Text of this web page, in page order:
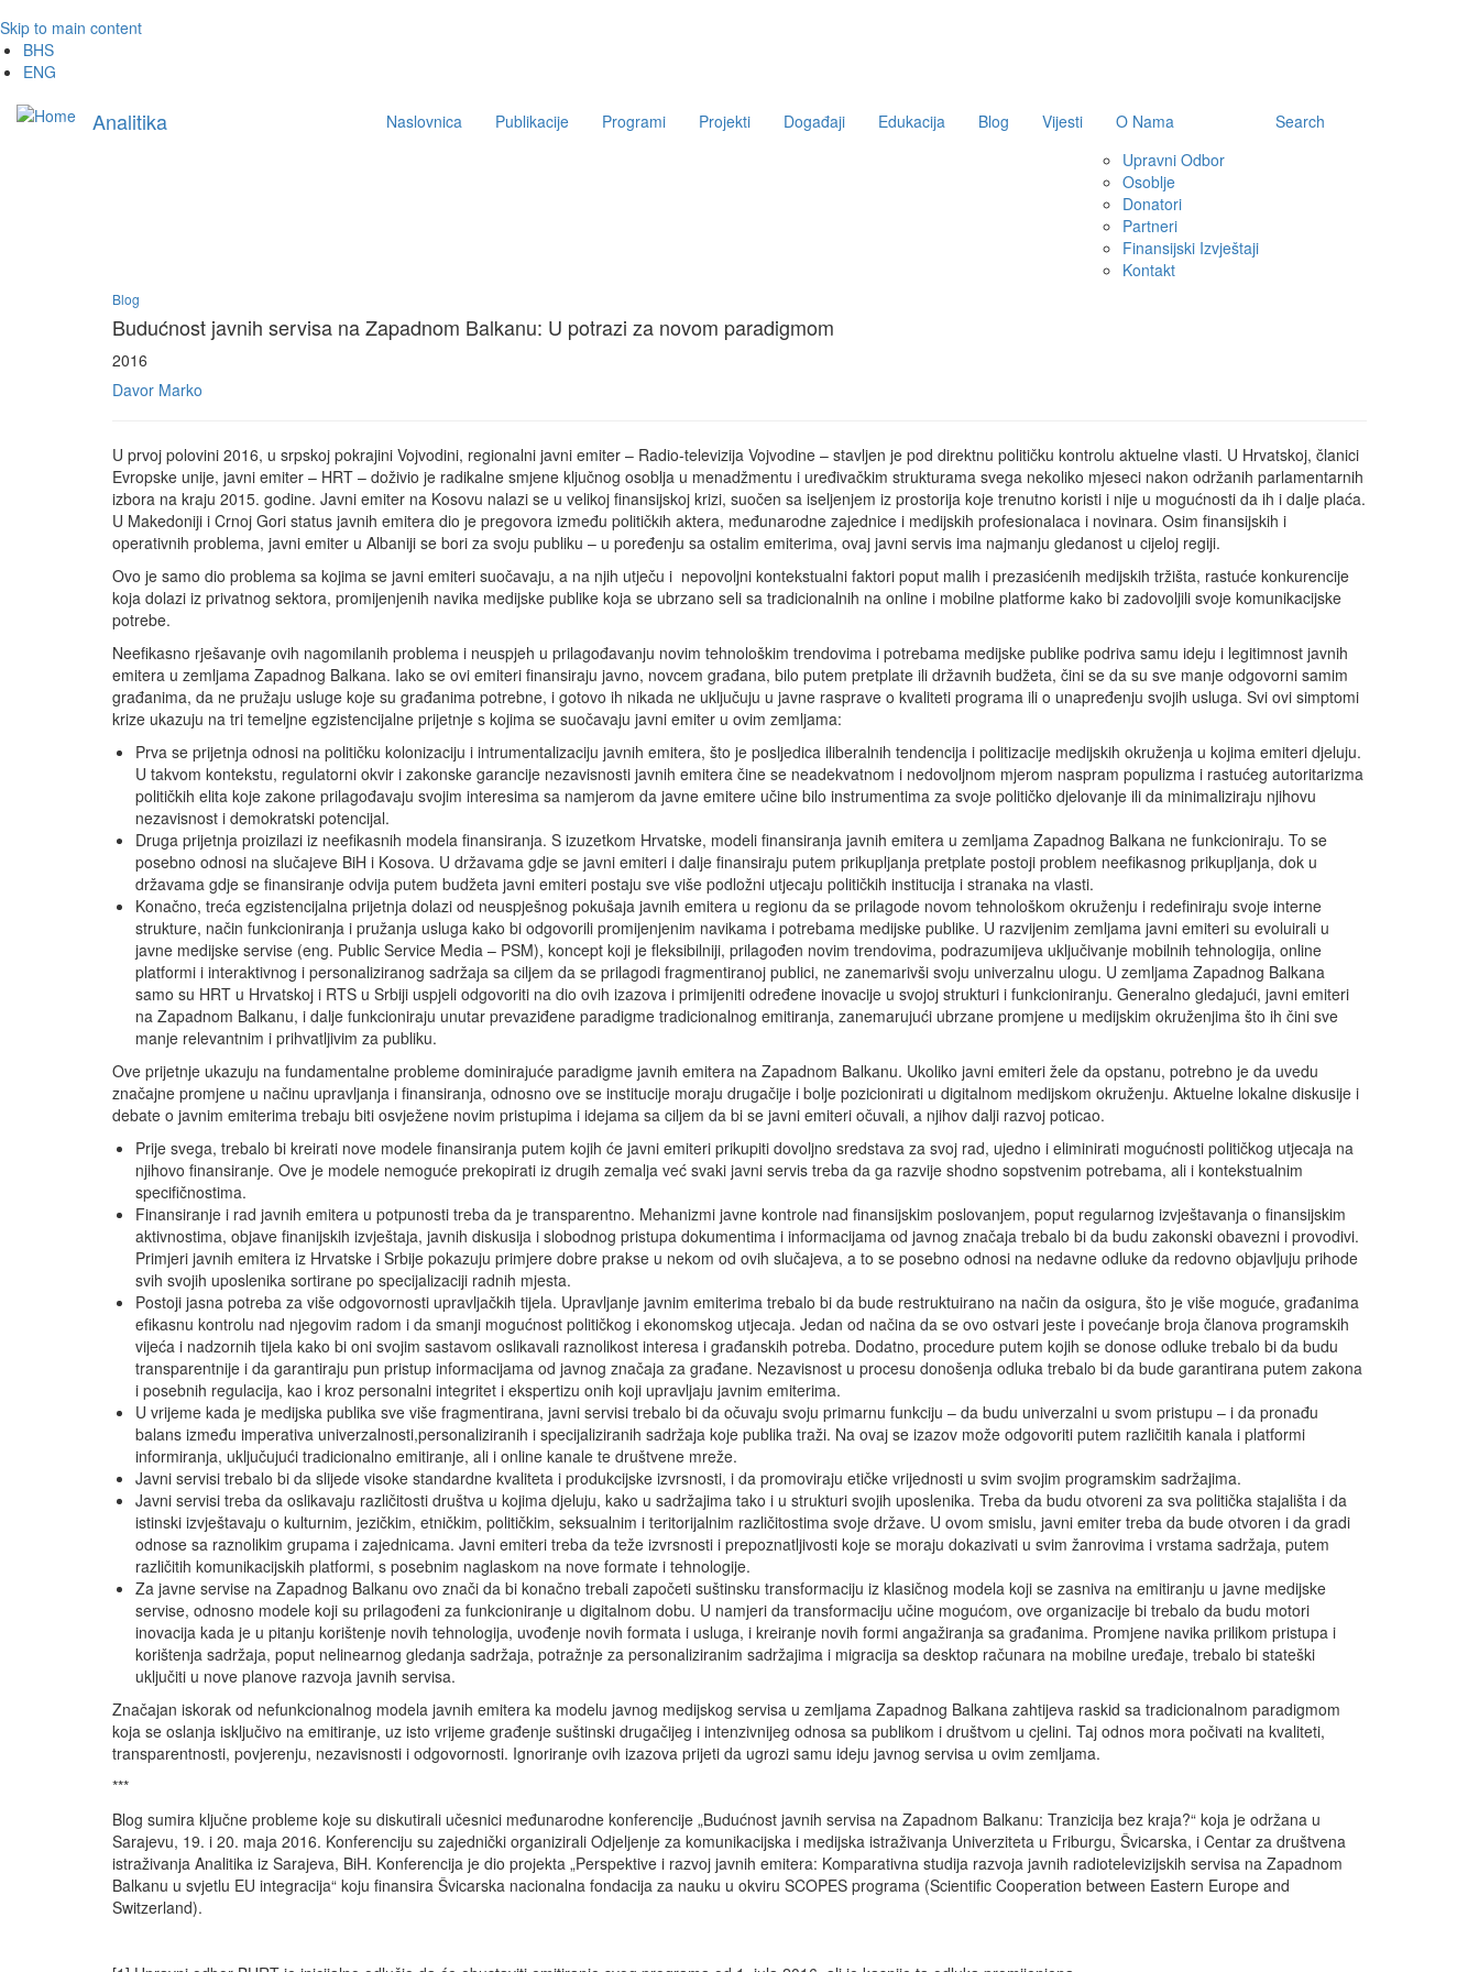
Skip to main content
BHS
ENG
Analitika
Main Naslovnica Publikacije Programi Projekti Događaji Edukacija Blog Vijesti
O Nama
Upravni Odbor
Osoblje
Donatori
Partneri
Finansijski Izvještaji
Kontakt
Search
Blog
Budućnost javnih servisa na Zapadnom Balkanu: U potrazi za novom paradigmom
2016
Davor Marko
U prvoj polovini 2016, u srpskoj pokrajini Vojvodini, regionalni javni emiter – Radio-televizija Vojvodine – stavljen je pod direktnu političku kontrolu aktuelne vlasti. U Hrvatskoj, članici
Evropske unije, javni emiter – HRT – doživio je radikalne smjene ključnog osoblja u menadžmentu i uređivačkim strukturama svega nekoliko mjeseci nakon održanih parlamentarnih
izbora na kraju 2015. godine. Javni emiter na Kosovu nalazi se u velikoj finansijskoj krizi, suočen sa iseljenjem iz prostorija koje trenutno koristi i nije u mogućnosti da ih i dalje plaća.
U Makedoniji i Crnoj Gori status javnih emitera dio je pregovora između političkih aktera, međunarodne zajednice i medijskih profesionalaca i novinara. Osim finansijskih i
operativnih problema, javni emiter u Albaniji se bori za svoju publiku – u poređenju sa ostalim emiterima, ovaj javni servis ima najmanju gledanost u cijeloj regiji.
Ovo je samo dio problema sa kojima se javni emiteri suočavaju, a na njih utječu i nepovoljni kontekstualni faktori poput malih i prezasićenih medijskih tržišta, rastuće konkurencije
koja dolazi iz privatnog sektora, promijenjenih navika medijske publike koja se ubrzano seli sa tradicionalnih na online i mobilne platforme kako bi zadovoljili svoje komunikacijske
potrebe.
Neefikasno rješavanje ovih nagomilanih problema i neuspjeh u prilagođavanju novim tehnološkim trendovima i potrebama medijske publike podriva samu ideju i legitimnost javnih
emitera u zemljama Zapadnog Balkana. Iako se ovi emiteri finansiraju javno, novcem građana, bilo putem pretplate ili državnih budžeta, čini se da su sve manje odgovorni samim
građanima, da ne pružaju usluge koje su građanima potrebne, i gotovo ih nikada ne uključuju u javne rasprave o kvaliteti programa ili o unapređenju svojih usluga. Svi ovi simptomi
krize ukazuju na tri temeljne egzistencijalne prijetnje s kojima se suočavaju javni emiter u ovim zemljama:
Prva se prijetnja odnosi na političku kolonizaciju i intrumentalizaciju javnih emitera, što je posljedica iliberalnih tendencija i politizacije medijskih okruženja u kojima emiteri djeluju.
U takvom kontekstu, regulatorni okvir i zakonske garancije nezavisnosti javnih emitera čine se neadekvatnom i nedovoljnom mjerom naspram populizma i rastućeg autoritarizma
političkih elita koje zakone prilagođavaju svojim interesima sa namjerom da javne emitere učine bilo instrumentima za svoje političko djelovanje ili da minimaliziraju njihovu
nezavisnost i demokratski potencijal.
Druga prijetnja proizilazi iz neefikasnih modela finansiranja. S izuzetkom Hrvatske, modeli finansiranja javnih emitera u zemljama Zapadnog Balkana ne funkcioniraju. To se
posebno odnosi na slučajeve BiH i Kosova. U državama gdje se javni emiteri i dalje finansiraju putem prikupljanja pretplate postoji problem neefikasnog prikupljanja, dok u
državama gdje se finansiranje odvija putem budžeta javni emiteri postaju sve više podložni utjecaju političkih institucija i stranaka na vlasti.
Konačno, treća egzistencijalna prijetnja dolazi od neuspješnog pokušaja javnih emitera u regionu da se prilagode novom tehnološkom okruženju i redefiniraju svoje interne
strukture, način funkcioniranja i pružanja usluga kako bi odgovorili promijenjenim navikama i potrebama medijske publike. U razvijenim zemljama javni emiteri su evoluirali u
javne medijske servise (eng. Public Service Media – PSM), koncept koji je fleksibilniji, prilagođen novim trendovima, podrazumijeva uključivanje mobilnih tehnologija, online
platformi i interaktivnog i personaliziranog sadržaja sa ciljem da se prilagodi fragmentiranoj publici, ne zanemarivši svoju univerzalnu ulogu. U zemljama Zapadnog Balkana
samo su HRT u Hrvatskoj i RTS u Srbiji uspjeli odgovoriti na dio ovih izazova i primijeniti određene inovacije u svojoj strukturi i funkcioniranju. Generalno gledajući, javni emiteri
na Zapadnom Balkanu, i dalje funkcioniraju unutar prevaziđene paradigme tradicionalnog emitiranja, zanemarujući ubrzane promjene u medijskim okruženjima što ih čini sve
manje relevantnim i prihvatljivim za publiku.
Ove prijetnje ukazuju na fundamentalne probleme dominirajuće paradigme javnih emitera na Zapadnom Balkanu. Ukoliko javni emiteri žele da opstanu, potrebno je da uvedu
značajne promjene u načinu upravljanja i finansiranja, odnosno ove se institucije moraju drugačije i bolje pozicionirati u digitalnom medijskom okruženju. Aktuelne lokalne diskusije i
debate o javnim emiterima trebaju biti osvježene novim pristupima i idejama sa ciljem da bi se javni emiteri očuvali, a njihov dalji razvoj poticao.
Prije svega, trebalo bi kreirati nove modele finansiranja putem kojih će javni emiteri prikupiti dovoljno sredstava za svoj rad, ujedno i eliminirati mogućnosti političkog utjecaja na
njihovo finansiranje. Ove je modele nemoguće prekopirati iz drugih zemalja već svaki javni servis treba da ga razvije shodno sopstvenim potrebama, ali i kontekstualnim
specifičnostima.
Finansiranje i rad javnih emitera u potpunosti treba da je transparentno. Mehanizmi javne kontrole nad finansijskim poslovanjem, poput regularnog izvještavanja o finansijskim
aktivnostima, objave finanijskih izvještaja, javnih diskusija i slobodnog pristupa dokumentima i informacijama od javnog značaja trebalo bi da budu zakonski obavezni i provodivi.
Primjeri javnih emitera iz Hrvatske i Srbije pokazuju primjere dobre prakse u nekom od ovih slučajeva, a to se posebno odnosi na nedavne odluke da redovno objavljuju prihode
svih svojih uposlenika sortirane po specijalizaciji radnih mjesta.
Postoji jasna potreba za više odgovornosti upravljačkih tijela. Upravljanje javnim emiterima trebalo bi da bude restruktuirano na način da osigura, što je više moguće, građanima
efikasnu kontrolu nad njegovim radom i da smanji mogućnost političkog i ekonomskog utjecaja. Jedan od načina da se ovo ostvari jeste i povećanje broja članova programskih
vijeća i nadzornih tijela kako bi oni svojim sastavom oslikavali raznolikost interesa i građanskih potreba. Dodatno, procedure putem kojih se donose odluke trebalo bi da budu
transparentnije i da garantiraju pun pristup informacijama od javnog značaja za građane. Nezavisnost u procesu donošenja odluka trebalo bi da bude garantirana putem zakona
i posebnih regulacija, kao i kroz personalni integritet i ekspertizu onih koji upravljaju javnim emiterima.
U vrijeme kada je medijska publika sve više fragmentirana, javni servisi trebalo bi da očuvaju svoju primarnu funkciju – da budu univerzalni u svom pristupu – i da pronađu
balans između imperativa univerzalnosti,personaliziranih i specijaliziranih sadržaja koje publika traži. Na ovaj se izazov može odgovoriti putem različitih kanala i platformi
informiranja, uključujući tradicionalno emitiranje, ali i online kanale te društvene mreže.
Javni servisi trebalo bi da slijede visoke standardne kvaliteta i produkcijske izvrsnosti, i da promoviraju etičke vrijednosti u svim svojim programskim sadržajima.
Javni servisi treba da oslikavaju različitosti društva u kojima djeluju, kako u sadržajima tako i u strukturi svojih uposlenika. Treba da budu otvoreni za sva politička stajališta i da
istinski izvještavaju o kulturnim, jezičkim, etničkim, političkim, seksualnim i teritorijalnim različitostima svoje države. U ovom smislu, javni emiter treba da bude otvoren i da gradi
odnose sa raznolikim grupama i zajednicama. Javni emiteri treba da teže izvrsnosti i prepoznatljivosti koje se moraju dokazivati u svim žanrovima i vrstama sadržaja, putem
različitih komunikacijskih platformi, s posebnim naglaskom na nove formate i tehnologije.
Za javne servise na Zapadnog Balkanu ovo znači da bi konačno trebali započeti suštinsku transformaciju iz klasičnog modela koji se zasniva na emitiranju u javne medijske
servise, odnosno modele koji su prilagođeni za funkcioniranje u digitalnom dobu. U namjeri da transformaciju učine mogućom, ove organizacije bi trebalo da budu motori
inovacija kada je u pitanju korištenje novih tehnologija, uvođenje novih formata i usluga, i kreiranje novih formi angažiranja sa građanima. Promjene navika prilikom pristupa i
korištenja sadržaja, poput nelinearnog gledanja sadržaja, potražnje za personaliziranim sadržajima i migracija sa desktop računara na mobilne uređaje, trebalo bi stateški
uključiti u nove planove razvoja javnih servisa.
Značajan iskorak od nefunkcionalnog modela javnih emitera ka modelu javnog medijskog servisa u zemljama Zapadnog Balkana zahtijeva raskid sa tradicionalnom paradigmom
koja se oslanja isključivo na emitiranje, uz isto vrijeme građenje suštinski drugačijeg i intenzivnijeg odnosa sa publikom i društvom u cjelini. Taj odnos mora počivati na kvaliteti,
transparentnosti, povjerenju, nezavisnosti i odgovornosti. Ignoriranje ovih izazova prijeti da ugrozi samu ideju javnog servisa u ovim zemljama.
***
Blog sumira ključne probleme koje su diskutirali učesnici međunarodne konferencije „Budućnost javnih servisa na Zapadnom Balkanu: Tranzicija bez kraja?“ koja je održana u
Sarajevu, 19. i 20. maja 2016. Konferenciju su zajednički organizirali Odjeljenje za komunikacijska i medijska istraživanja Univerziteta u Friburgu, Švicarska, i Centar za društvena
istraživanja Analitika iz Sarajeva, BiH. Konferencija je dio projekta „Perspektive i razvoj javnih emitera: Komparativna studija razvoja javnih radiotelevizijskih servisa na Zapadnom
Balkanu u svjetlu EU integracija“ koju finansira Švicarska nacionalna fondacija za nauku u okviru SCOPES programa (Scientific Cooperation between Eastern Europe and
Switzerland).